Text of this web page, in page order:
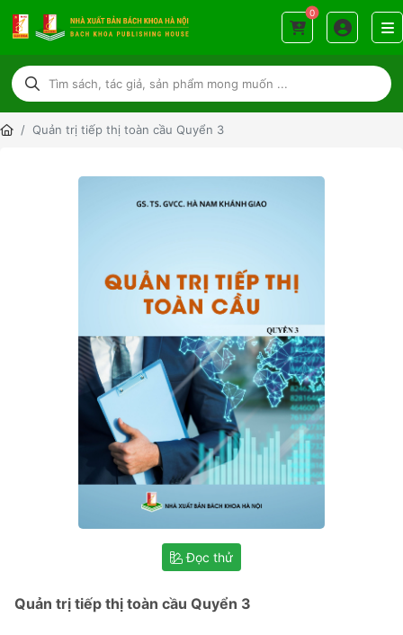
0
Quản trị tiếp thị toàn cầu Quyển 3
Đọc thử
Quản trị tiếp thị toàn cầu Quyển 3